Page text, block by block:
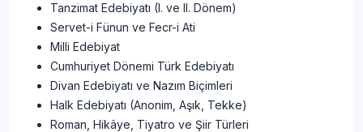
Tanzimat Edebiyatı (I. ve II. Dönem)
Servet-i Fünun ve Fecr-i Ati
Milli Edebiyat
Cumhuriyet Dönemi Türk Edebiyatı
Divan Edebiyatı ve Nazım Biçimleri
Halk Edebiyatı (Anonim, Aşık, Tekke)
Roman, Hikâye, Tiyatro ve Şiir Türleri